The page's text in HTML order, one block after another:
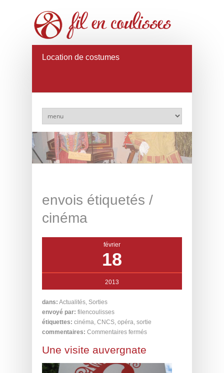
Location de costumes
envois étiquetés /
cinéma
février
18
2013
dans: Actualités, Sorties
envoyé par: filencoulisses
étiquettes: cinéma, CNCS, opéra, sortie
commentaires: Commentaires fermés
Une visite auvergnate